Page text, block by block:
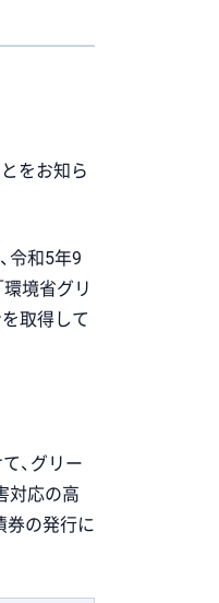
とをお知ら
令和5年9
環境省グリ
を取得して
、グリー
対応の高
券の発行に